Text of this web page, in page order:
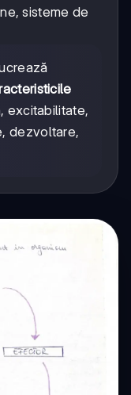
sisteme de
excitabilitate,
dezvoltare,